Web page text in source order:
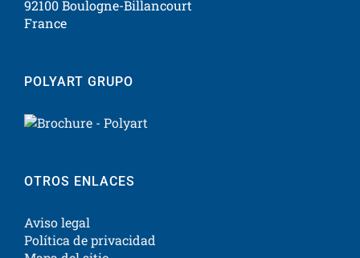
92100 Boulogne-Billancourt
France
POLYART GRUPO
OTROS ENLACES
Aviso legal
Política de privacidad